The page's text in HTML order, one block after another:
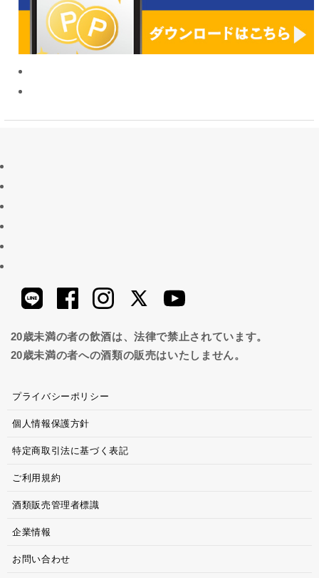
20歳未満の者の飲酒は、法律で禁止されています。
20歳未満の者への酒類の販売はいたしません。
プライバシーポリシー
個人情報保護方針
特定商取引法に基づく表記
ご利用規約
酒類販売管理者標識
企業情報
お問い合わせ